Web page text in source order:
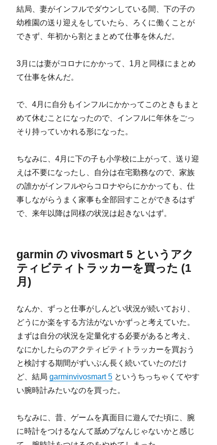
結局、妻がインフルでダウンしている間、下の子の
幼稚園の送り迎えをしていたら、ろくに働くことが
できず、年初から割とまとめて仕事を休んだ。
3月には妻がコロナにかかって、1月と同様にまとめ
て仕事を休んだ。
で、4月に自分もインフルにかかってこのときもまと
めて休むことになったので、インフルに年休をごっ
そり持っていかれる形になった。
ちなみに、4月に下の子も小学校に上がって、送り迎
えは不要になったし、自分は在宅勤務なので、家族
の誰かがインフルやらコロナやらにかかっても、仕
事しながらうまく家事も全部回すことができるはず
で、来年以降は同様の状況は起きないはず。
garmin の vivosmart 5 というアク
ティビティトラッカーを買った (1
月)
なんか、ずっと仕事がしんどい状況が続いており、
どうにか楽をする方法がないかずっと考えていた。
まずは自分の状況を定量化する必要があると考え、
なにかしたらのアクティビティトラッカーを買おう
と検討する期間がずいぶん長く続いていたのだけ
ど、結局garminvivosmart 5 というちっちゃくてやす
い腕時計みたいなのを買った。
ちなみに、昔、ゲームを真面目に遊んでた頃に、腕
に時計をつけるなんて舐めプなんじゃないかと感じ